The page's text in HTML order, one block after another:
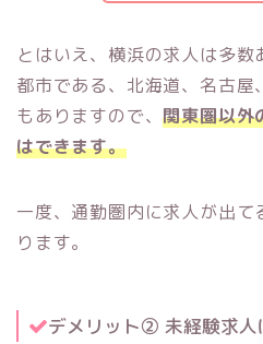
とはいえ、横浜の求人は多
都市である、北海道、名古屋
もありますので、関東圏以外
はできます。
一度、通勤圏内に求人が出て
ります。
デメリット② 未経験求人